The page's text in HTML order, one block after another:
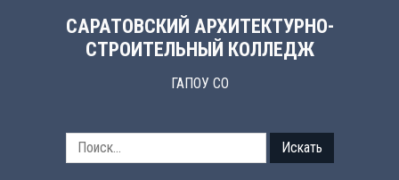
САРАТОВСКИЙ АРХИТЕКТУРНО-
СТРОИТЕЛЬНЫЙ КОЛЛЕДЖ
ГАПОУ СО
Искать